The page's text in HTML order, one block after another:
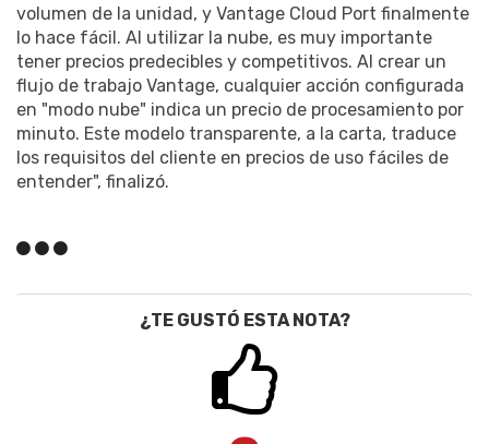
volumen de la unidad, y Vantage Cloud Port finalmente
lo hace fácil. Al utilizar la nube, es muy importante
tener precios predecibles y competitivos. Al crear un
flujo de trabajo Vantage, cualquier acción configurada
en "modo nube" indica un precio de procesamiento por
minuto. Este modelo transparente, a la carta, traduce
los requisitos del cliente en precios de uso fáciles de
entender", finalizó.
¿TE GUSTÓ ESTA NOTA?